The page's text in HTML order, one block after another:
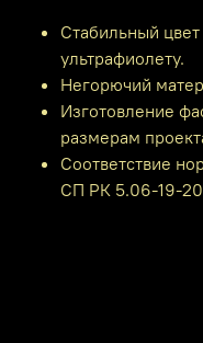
Стабильный
ультрафиолету.
Негорючий
Изготовление
размерам
Соответствие
СП РК 5.06-19-